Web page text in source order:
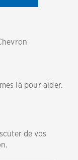
là pour aider.
de vos